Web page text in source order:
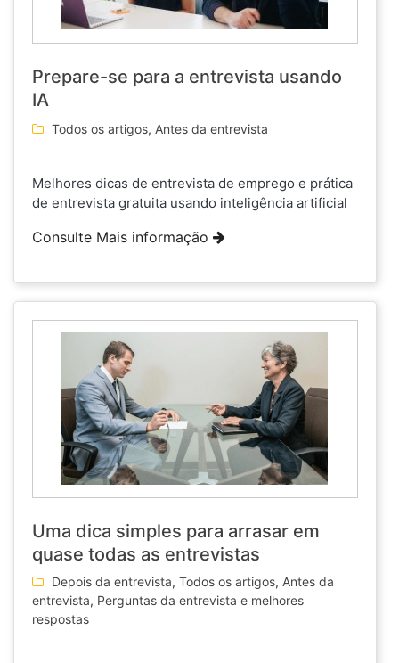
Prepare-se para a entrevista usando
IA
Todos os artigos, Antes da entrevista
Melhores dicas de entrevista de emprego e prática
de entrevista gratuita usando inteligência artificial
Consulte Mais informação
Uma dica simples para arrasar em
quase todas as entrevistas
Depois da entrevista, Todos os artigos, Antes da
entrevista, Perguntas da entrevista e melhores
respostas